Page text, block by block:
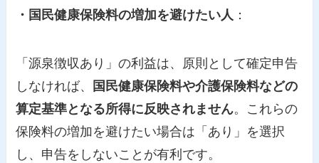
・国民健康保険料の増加を避けたい人 ：
「源泉徴収あり」の利益は、原則として確定申告
しなければ、
国民健康保険料や介護保険料などの
算定基準となる所得に反映されません。これらの
保険料の増加を避けたい場合は「あり」を選択
し、申告をしないことが有利です。